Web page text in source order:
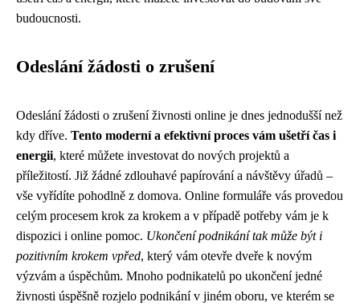
budoucnosti.
Odeslání žádosti o zrušení
Odeslání žádosti o zrušení živnosti online je dnes jednodušší než
kdy dříve. Tento moderní a efektivní proces vám ušetří čas i
energii, které můžete investovat do nových projektů a
příležitostí. Již žádné zdlouhavé papírování a návštěvy úřadů –
vše vyřídíte pohodlně z domova. Online formuláře vás provedou
celým procesem krok za krokem a v případě potřeby vám je k
dispozici i online pomoc. Ukončení podnikání tak může být i
pozitivním krokem vpřed, který vám otevře dveře k novým
výzvám a úspěchům. Mnoho podnikatelů po ukončení jedné
živnosti úspěšně rozjelo podnikání v jiném oboru, ve kterém se